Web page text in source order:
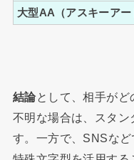
大型AA（アスキーアー
結論として、相手がど
不明な場合は、スタ
す。一方で、SNSなど